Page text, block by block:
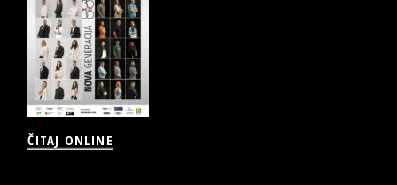
ČITAJ ONLINE